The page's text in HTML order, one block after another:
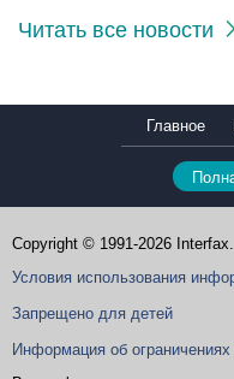
Читать все новости
Главное
Copyright © 1991-2026
Условия использования
Запрещено для детей
Информация об ограничениях